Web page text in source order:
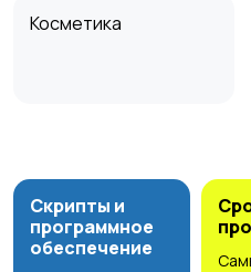
Косметика
Скрипты и
программное
обеспечение